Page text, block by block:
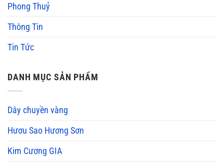
Phong Thuỷ
Thông Tin
Tin Tức
DANH MỤC SẢN PHẨM
Dây chuyền vàng
Hươu Sao Hương Sơn
Kim Cương GIA